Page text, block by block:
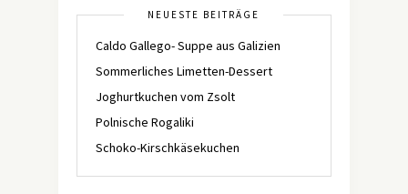
NEUESTE BEITRÄGE
Caldo Gallego- Suppe aus Galizien
Sommerliches Limetten-Dessert
Joghurtkuchen vom Zsolt
Polnische Rogaliki
Schoko-Kirschkäsekuchen